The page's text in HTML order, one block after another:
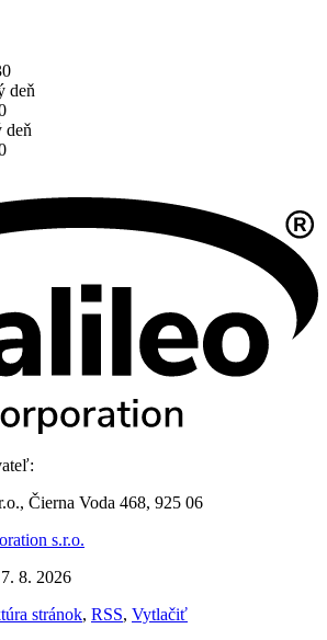
deň
deň
Čierna Voda 468, 925 06
s.r.o.
8. 2026
stránok, RSS, Vytlačiť